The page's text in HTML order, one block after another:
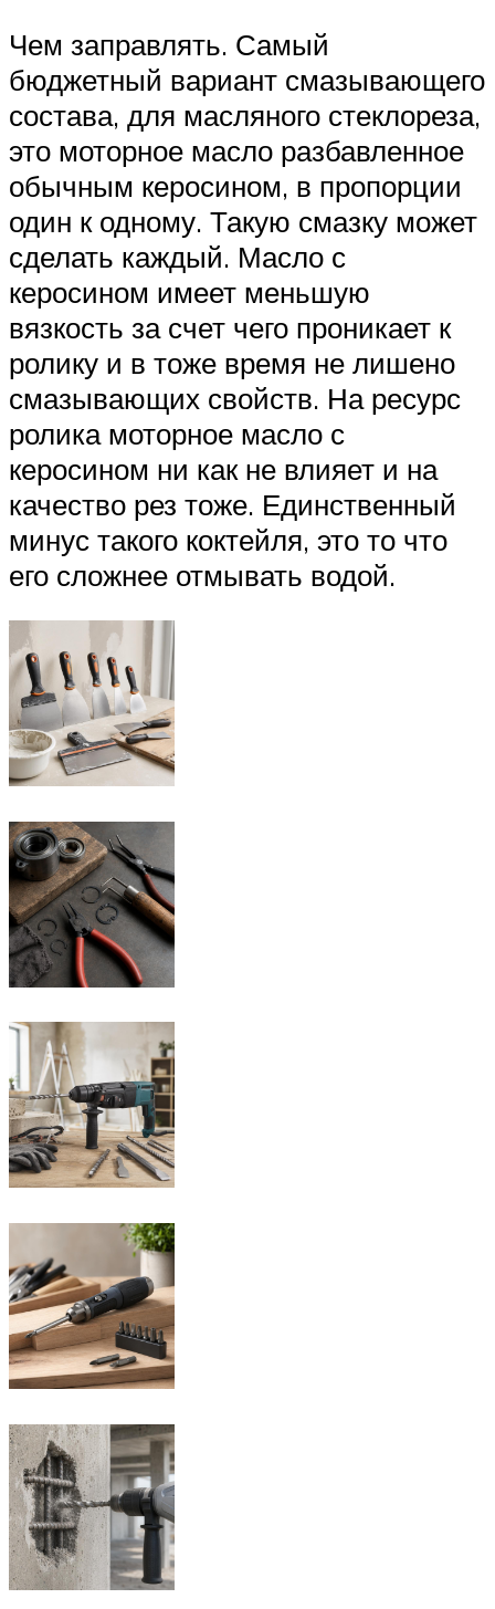
Чем заправлять. Самый
бюджетный вариант смазывающего
состава, для масляного стеклореза,
это моторное масло разбавленное
обычным керосином, в пропорции
один к одному. Такую смазку может
сделать каждый. Масло с
керосином имеет меньшую
вязкость за счет чего проникает к
ролику и в тоже время не лишено
смазывающих свойств. На ресурс
ролика моторное масло с
керосином ни как не влияет и на
качество рез тоже. Единственный
минус такого коктейля, это то что
его сложнее отмывать водой.